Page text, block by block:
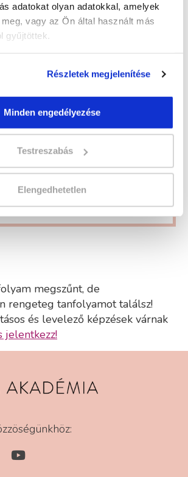
adatokat olyan adatokkal, amelyek
vagy az Ön által használt más
gyűjtöttek.
Részletek megjelenítése
Minden engedélyezése
Testreszabás
Elengedhetetlen
város:
el érdeklődésed
szempillaépítő
tanfolyam - Dunaújváros
kitöltésével
részletes
megszűnt, de
rengeteg tanfolyamot találsz!
és levelező képzések várnak
jelentkezz!